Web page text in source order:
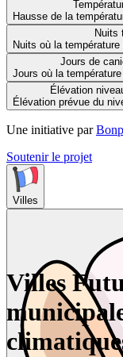
Hausse de la
Nuits
Nuits où la
Jours de
Jours où la
Élévation
Élévation prévue du
Une initiative par
Soutenir le projet
Villes
Villes